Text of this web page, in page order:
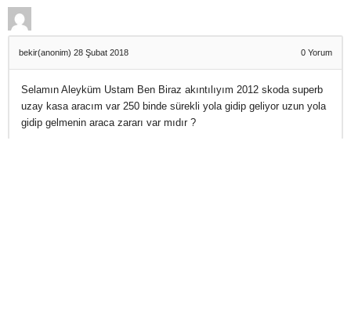
bekir(anonim) 28 Şubat 2018 0 Yorum
Selamın Aleyküm Ustam Ben Biraz akıntılıyım 2012 skoda superb
uzay kasa aracım var 250 binde sürekli yola gidip geliyor uzun yola
gidip gelmenin araca zararı var mıdır ?